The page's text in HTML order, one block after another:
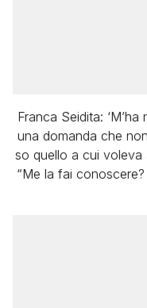
Franca Seidita:
una domanda che
so quello a cui voleva
“Me la fai